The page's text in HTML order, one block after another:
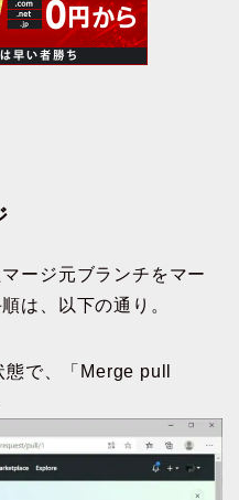
ージ元ブランチをマー
は、以下の通り。
で、「Merge pull